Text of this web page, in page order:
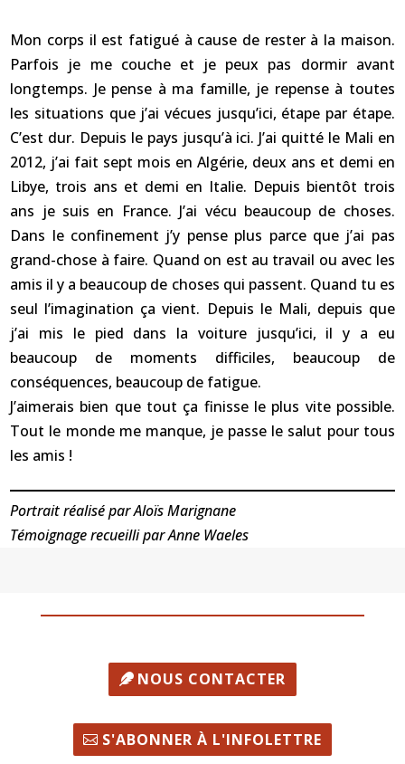
Mon corps il est fatigué à cause de rester à la maison.
Parfois je me couche et je peux pas dormir avant
longtemps. Je pense à ma famille, je repense à toutes
les situations que j’ai vécues jusqu’ici, étape par étape.
C’est dur. Depuis le pays jusqu’à ici. J’ai quitté le Mali en
2012, j’ai fait sept mois en Algérie, deux ans et demi en
Libye, trois ans et demi en Italie. Depuis bientôt trois
ans je suis en France. J’ai vécu beaucoup de choses.
Dans le confinement j’y pense plus parce que j’ai pas
grand-chose à faire. Quand on est au travail ou avec les
amis il y a beaucoup de choses qui passent. Quand tu es
seul l’imagination ça vient. Depuis le Mali, depuis que
j’ai mis le pied dans la voiture jusqu’ici, il y a eu
beaucoup de moments difficiles, beaucoup de
conséquences, beaucoup de fatigue.
J’aimerais bien que tout ça finisse le plus vite possible.
Tout le monde me manque, je passe le salut pour tous
les amis !
Portrait réalisé par Aloïs Marignane
Témoignage recueilli par Anne Waeles
NOUS CONTACTER
S'ABONNER À L'INFOLETTRE